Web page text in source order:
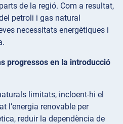
de la regió. Com a resultat,
petroli i gas natural
necessitats energètiques i
progressos en la introducció
limitats, incloent-hi el
l’energia renovable per
reduir la dependència de